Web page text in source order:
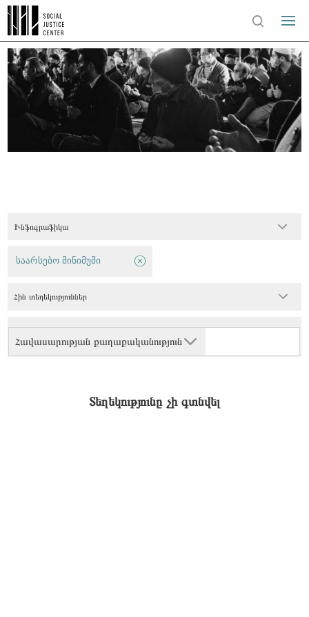
Ինֆոգրաֆիկա
Հավասարության քաղաքականություն
საარსებო მინიმუმი
Հին տեղեկություններ
Տեղեկությունը չի գտնվել